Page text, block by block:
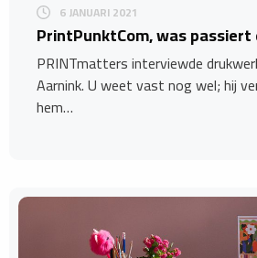
6 JANUARI 2021
PrintPunktCom, was passiert
PRINTmatters interviewde
Aarnink. U weet vast nog wel; hij
hem…